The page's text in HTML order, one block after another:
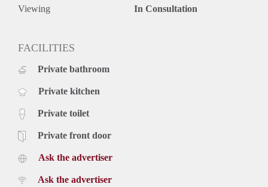
Viewing In Consultation
FACILITIES
Private bathroom
Private kitchen
Private toilet
Private front door
Ask the advertiser
Ask the advertiser